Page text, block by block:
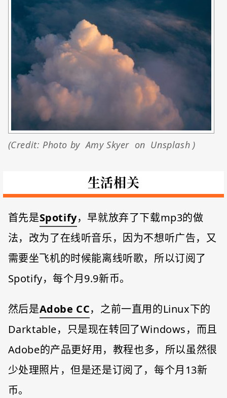
(Credit: Photo by Amy Skyer on Unsplash )
生活相关
首先是Spotify，早就放弃了下载mp3的做
法，改为了在线听音乐，因为不想听广告，又
需要坐飞机的时候能离线听歌，所以订阅了
Spotify，每个月9.9新币。
然后是Adobe CC，之前一直用的Linux下的
Darktable，只是现在转回了Windows，而且
Adobe的产品更好用，教程也多，所以虽然很
少处理照片，但是还是订阅了，每个月13新
币。